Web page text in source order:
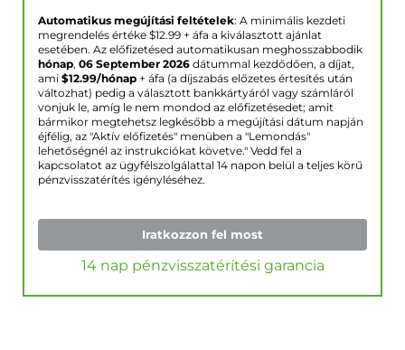
Automatikus megújítási feltételek: A minimális kezdeti
megrendelés értéke $12.99 + áfa a kiválasztott ajánlat
esetében. Az előfizetésed automatikusan meghosszabbodik
hónap, 06 September 2026 dátummal kezdődően, a díjat,
ami $12.99/hónap + áfa (a díjszabás előzetes értesítés után
változhat) pedig a választott bankkártyáról vagy számláról
vonjuk le, amíg le nem mondod az előfizetésedet; amit
bármikor megtehetsz legkésőbb a megújítási dátum napján
éjfélig, az "Aktív előfizetés" menüben a "Lemondás"
lehetőségnél az instrukciókat követve." Vedd fel a
kapcsolatot az ügyfélszolgálattal 14 napon belül a teljes körű
pénzvisszatérítés igényléséhez.
Iratkozzon fel most
14 nap pénzvisszatérítési garancia